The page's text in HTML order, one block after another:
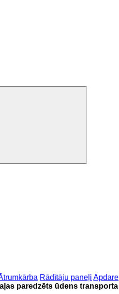
Rādītāju paneļi Apdare
paredzēts ūdens transporta